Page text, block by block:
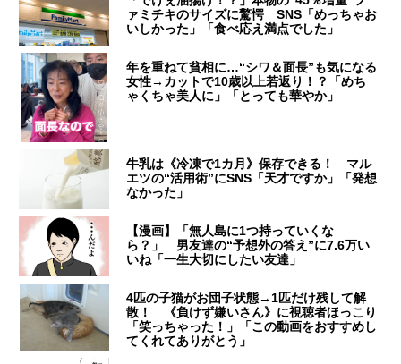
ァミチキのサイズに驚愕 SNS「めっちゃお
いしかった」「食べ応え満点でした」
年を重ねて貧相に…“シワ＆面長”も気になる
女性→カットで10歳以上若返り！？「めち
ゃくちゃ美人に」「とっても華やか」
牛乳は《冷凍で1カ月》保存できる！ マル
エツの“活用術”にSNS「天才ですか」「発想
なかった」
【漫画】「無人島に1つ持っていくな
ら？」 男友達の“予想外の答え”に7.6万い
いね「一生大切にしたい友達」
4匹の子猫がお団子状態→1匹だけ残して解
散！ 《負けず嫌いさん》に視聴者ほっこり
「笑っちゃった！」「この動画をおすすめし
てくれてありがとう」